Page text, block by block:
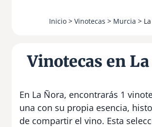
Inicio> Vinotecas > Murcia >
Vinotecas en
En La Ñora, encontrarás 1
una con su propia esencia,
de compartir el vino. Esta